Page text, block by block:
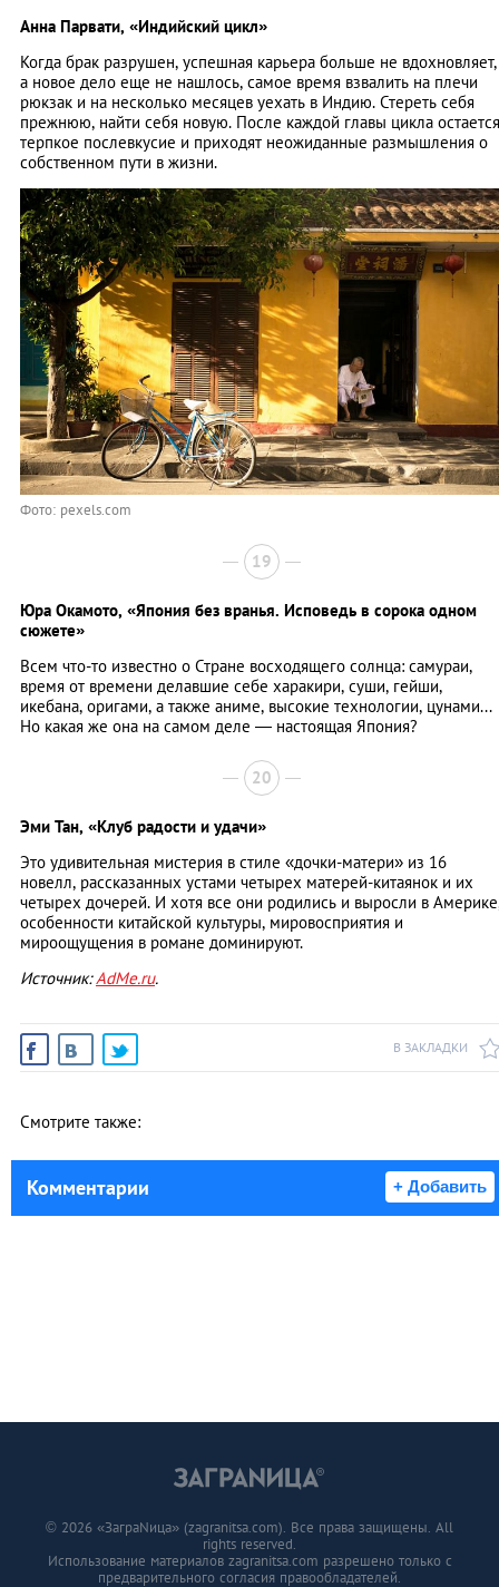
Анна Парвати, «Индийский цикл»
Когда брак разрушен, успешная карьера больше не вдохновляет,
а новое дело еще не нашлось, самое время взвалить на плечи
рюкзак и на несколько месяцев уехать в Индию. Стереть себя
прежнюю, найти себя новую. После каждой главы цикла остается
терпкое послевкусие и приходят неожиданные размышления о
собственном пути в жизни.
Фото: pexels.com
19
Юра Окамото, «Япония без вранья. Исповедь в сорока одном
сюжете»
Всем что-то известно о Стране восходящего солнца: самураи,
время от времени делавшие себе харакири, суши, гейши,
икебана, оригами, а также аниме, высокие технологии, цунами...
Но какая же она на самом деле — настоящая Япония?
20
Эми Тан, «Клуб радости и удачи»
Это удивительная мистерия в стиле «дочки-матери» из 16
новелл, рассказанных устами четырех матерей-китаянок и их
четырех дочерей. И хотя все они родились и выросли в
особенности китайской культуры, мировосприятия и
мироощущения в романе доминируют.
Источник:AdMe.ru.
В ЗАКЛАДКИ
Смотрите также:
Комментарии + Добавить
© 2026 «ЗаграNица» (zagranitsa.com). Все права защищены. All
rights reserved.
Использование материалов zagranitsa.com разрешено только с
предварительного согласия правообладателей.